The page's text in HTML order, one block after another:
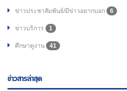
ข่าวประชาสัมพันธ์/มีข่าวอยากบอก 6
ข่าวบริการ 1
ศึกษาดูงาน 41
ข่าวสารล่าสุด